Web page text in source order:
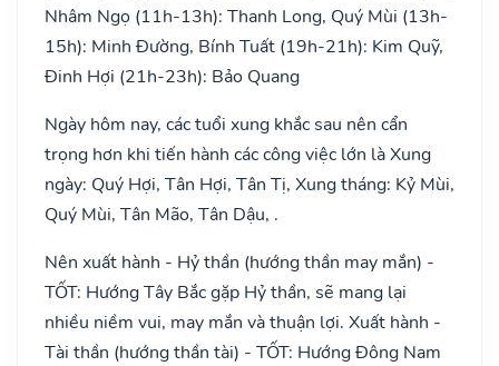
Nhâm Ngọ (11h-13h): Thanh Long, Quý Mùi (13h-
15h): Minh Đường, Bính Tuất (19h-21h): Kim Quỹ,
Đinh Hợi (21h-23h): Bảo Quang
Ngày hôm nay, các tuổi xung khắc sau nên cẩn
trọng hơn khi tiến hành các công việc lớn là Xung
ngày: Quý Hợi, Tân Hợi, Tân Tị, Xung tháng: Kỷ Mùi,
Quý Mùi, Tân Mão, Tân Dậu, .
Nên xuất hành - Hỷ thần (hướng thần may mắn) -
TỐT: Hướng Tây Bắc gặp Hỷ thần, sẽ mang lại
nhiều niềm vui, may mắn và thuận lợi. Xuất hành -
Tài thần (hướng thần tài) - TỐT: Hướng Đông Nam